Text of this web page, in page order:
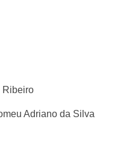
Ribeiro
Adriano da Silva